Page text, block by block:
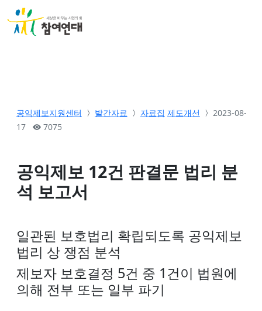
공익제보지원센터 발간자료 자료집 제도개선
2023-08-
17
7075
공익제보 12건 판결문 법리 분
석 보고서
일관된 보호법리 확립되도록 공익제보
법리 상 쟁점 분석
제보자 보호결정 5건 중 1건이 법원에
의해 전부 또는 일부 파기